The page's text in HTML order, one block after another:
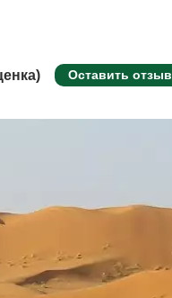
Оставить отзыв